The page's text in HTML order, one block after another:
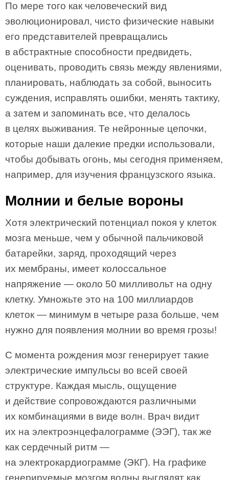
По мере того как человеческий вид
эволюционировал, чисто физические навыки
его представителей превращались
в абстрактные способности предвидеть,
оценивать, проводить связь между явлениями,
планировать, наблюдать за собой, выносить
суждения, исправлять ошибки, менять тактику,
а затем и запоминать все, что делалось
в целях выживания. Те нейронные цепочки,
которые наши далекие предки использовали,
чтобы добывать огонь, мы сегодня применяем,
например, для изучения французского языка.
Молнии и белые вороны
Хотя электрический потенциал покоя у клеток
мозга меньше, чем у обычной пальчиковой
батарейки, заряд, проходящий через
их мембраны, имеет колоссальное
напряжение — около 50 милливольт на одну
клетку. Умножьте это на 100 миллиардов
клеток — минимум в четыре раза больше, чем
нужно для появления молнии во время грозы!
С момента рождения мозг генерирует такие
электрические импульсы во всей своей
структуре. Каждая мысль, ощущение
и действие сопровождаются различными
их комбинациями в виде волн. Врач видит
их на электроэнцефалограмме (ЭЭГ), так же
как сердечный ритм —
на электрокардиограмме (ЭКГ). На графике